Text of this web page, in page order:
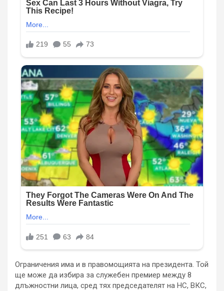
Ограничения има и в правомощията на президента. Той
ще може да избира за служебен премиер между 8
длъжностни лица, сред тях председателят на НС, ВКС,